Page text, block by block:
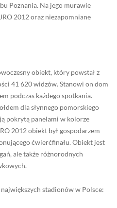
Poznania. Na jego murawie
2012 oraz niezapomniane
obiekt, który powstał z
41 620 widzów. Stanowi on dom
podczas każdego spotkania.
dla słynnego pomorskiego
pokrytą panelami w kolorze
2012 obiekt był gospodarzem
ćwierćfinału. Obiekt jest
ale także różnorodnych
stadionów w Polsce: